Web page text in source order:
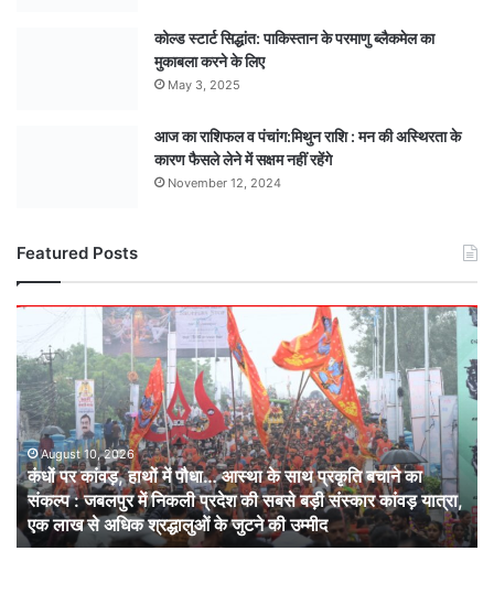
कोल्ड स्टार्ट सिद्धांत: पाकिस्तान के परमाणु ब्लैकमेल का
मुकाबला करने के लिए
May 3, 2025
आज का राशिफल व पंचांग:मिथुन राशि : मन की अस्थिरता के
कारण फैसले लेने में सक्षम नहीं रहेंगे
November 12, 2024
Featured Posts
कंधों
कांवड़,
हाथों
में
पौधा…
आस्था
के
साथ
प्रकृति
बचाने
August 10, 2026
कंधों पर कांवड़, हाथों में पौधा… आस्था के साथ प्रकृति बचाने का
संकल्प : जबलपुर में निकली प्रदेश की सबसे बड़ी संस्कार कांवड़ यात्रा,
एक लाख से अधिक श्रद्धालुओं के जुटने की उम्मीद